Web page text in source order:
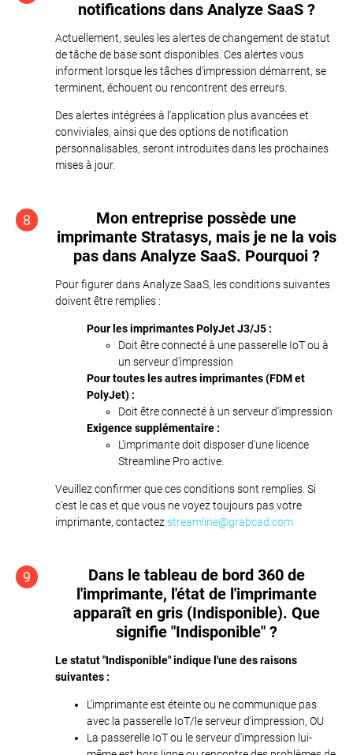
notifications dans Analyze SaaS ?
Actuellement, seules les alertes de changement de statut
de tâche de base sont disponibles. Ces alertes vous
informent lorsque les tâches d'impression démarrent, se
terminent, échouent ou rencontrent des erreurs.
Des alertes intégrées à l'application plus avancées et
conviviales, ainsi que des options de notification
personnalisables, seront introduites dans les prochaines
mises à jour.
8
Mon entreprise possède une
imprimante Stratasys, mais je ne la vois
pas dans Analyze SaaS. Pourquoi ?
Pour figurer dans Analyze SaaS, les conditions suivantes
doivent être remplies :
Pour les imprimantes PolyJet J3/J5 :
Doit être connecté à une passerelle IoT ou à
un serveur d'impression
Pour toutes les autres imprimantes (FDM et
PolyJet) :
Doit être connecté à un serveur d'impression
Exigence supplémentaire :
L'imprimante doit disposer d'une licence
Streamline Pro active.
Veuillez confirmer que ces conditions sont remplies. Si
c'est le cas et que vous ne voyez toujours pas votre
imprimante, contactezstreamline@grabcad.com
9
Dans le tableau de bord 360 de
l'imprimante, l'état de l'imprimante
apparaît en gris (Indisponible). Que
signifie "Indisponible" ?
Le statut "Indisponible" indique l'une des raisons
suivantes :
L'imprimante est éteinte ou ne communique pas
avec la passerelle IoT/le serveur d'impression, OU
La passerelle IoT ou le serveur d'impression lui-